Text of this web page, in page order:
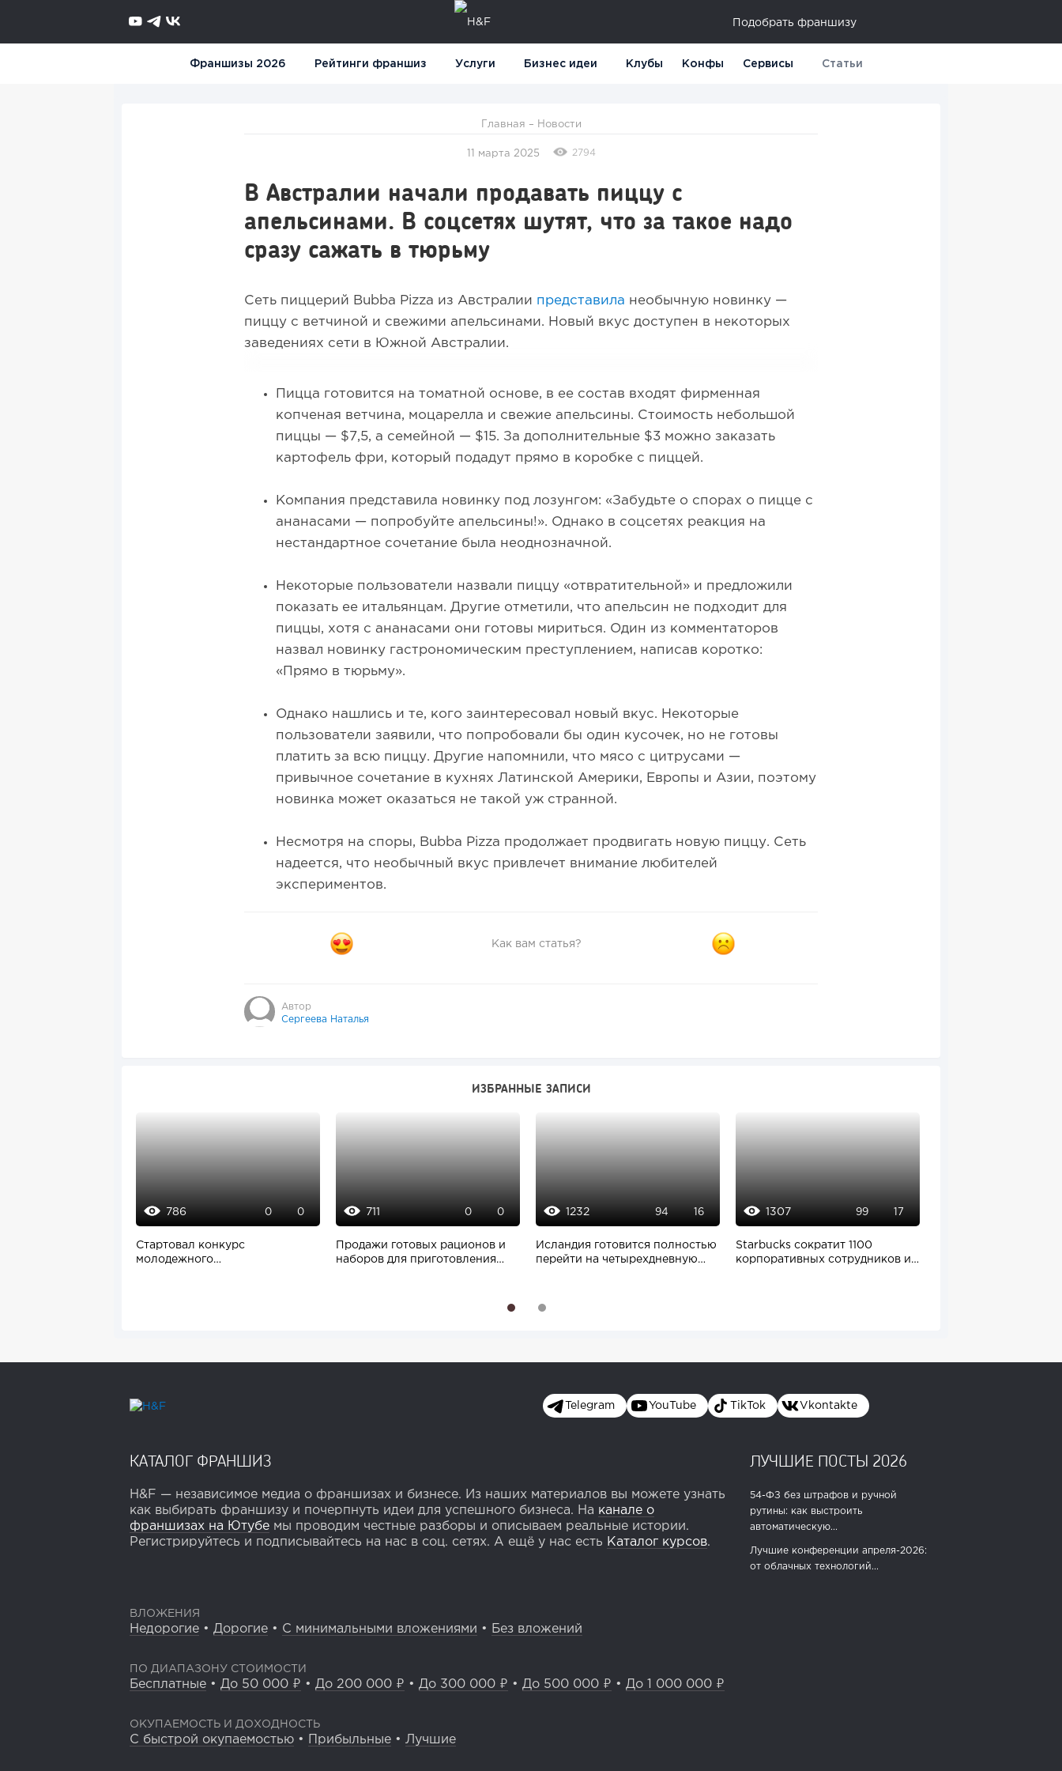
Подобрать франшизу
Франшизы 2026 Рейтинги франшиз Услуги Бизнес идеи Клубы Конфы Сервисы Статьи
Главная – Новости
11 марта 2025 2794
В Австралии начали продавать пиццу с
апельсинами. В соцсетях шутят, что за такое надо
сразу сажать в тюрьму
Сеть пиццерий Bubba Pizza из Австралии представила необычную новинку —
пиццу с ветчиной и свежими апельсинами. Новый вкус доступен в некоторых
заведениях сети в Южной Австралии.
Пицца готовится на томатной основе, в ее состав входят фирменная
копченая ветчина, моцарелла и свежие апельсины. Стоимость небольшой
пиццы — $7,5, а семейной — $15. За дополнительные $3 можно заказать
картофель фри, который подадут прямо в коробке с пиццей.
Компания представила новинку под лозунгом: «Забудьте о спорах о пицце с
ананасами — попробуйте апельсины!». Однако в соцсетях реакция на
нестандартное сочетание была неоднозначной.
Некоторые пользователи назвали пиццу «отвратительной» и предложили
показать ее итальянцам. Другие отметили, что апельсин не подходит для
пиццы, хотя с ананасами они готовы мириться. Один из комментаторов
назвал новинку гастрономическим преступлением, написав коротко:
«Прямо в тюрьму».
Однако нашлись и те, кого заинтересовал новый вкус. Некоторые
пользователи заявили, что попробовали бы один кусочек, но не готовы
платить за всю пиццу. Другие напомнили, что мясо с цитрусами —
привычное сочетание в кухнях Латинской Америки, Европы и Азии, поэтому
новинка может оказаться не такой уж странной.
Несмотря на споры, Bubba Pizza продолжает продвигать новую пиццу. Сеть
надеется, что необычный вкус привлечет внимание любителей
экспериментов.
Как вам статья?
Автор
Сергеева Наталья
ИЗБРАННЫЕ ЗАПИСИ
786 0 0
Стартовал конкурс
молодежного
711 0 0
Продажи готовых рационов и
наборов для приготовления
1232 94 16
Исландия готовится полностью
перейти на четырехдневную
1307 99 17
Starbucks сократит 1100
корпоративных сотрудников и
2
Telegram YouTube TikTok Vkontakte
КАТАЛОГ ФРАНШИЗ
H&F — независимое медиа о франшизах и бизнесе. Из наших материалов вы можете узнать
как выбирать франшизу и почерпнуть идеи для успешного бизнеса. На канале о
франшизах на Ютубе мы проводим честные разборы и описываем реальные истории.
Регистрируйтесь и подписывайтесь на нас в соц. сетях. А ещё у нас есть Каталог курсов.
ЛУЧШИЕ ПОСТЫ 2026
54-ФЗ без штрафов и ручной
рутины: как выстроить
автоматическую...
Лучшие конференции апреля-2026:
от облачных технологий...
ВЛОЖЕНИЯ
Недорогие • Дорогие • С минимальными вложениями • Без вложений
ПО ДИАПАЗОНУ СТОИМОСТИ
Бесплатные • До 50 000 ₽ • До 200 000 ₽ • До 300 000 ₽ • До 500 000 ₽ • До 1 000 000 ₽
ОКУПАЕМОСТЬ И ДОХОДНОСТЬ
С быстрой окупаемостью • Прибыльные • Лучшие